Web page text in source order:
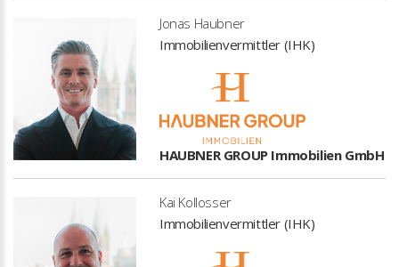
Jonas Haubner
Immobilienvermittler (IHK)
HAUBNER GROUP Immobilien GmbH
Kai Kollosser
Immobilienvermittler (IHK)